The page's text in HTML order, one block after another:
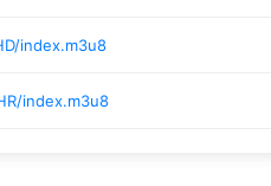
index.m3u8
index.m3u8